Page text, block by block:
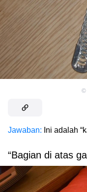
©
Jawaban: Ini adalah
“Bagian di atas